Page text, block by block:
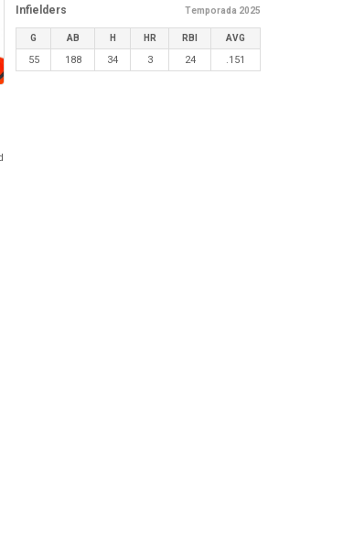
Infielders Temporada 2025
G AB H HR RBI AVG
55 188 34 3 24 .151